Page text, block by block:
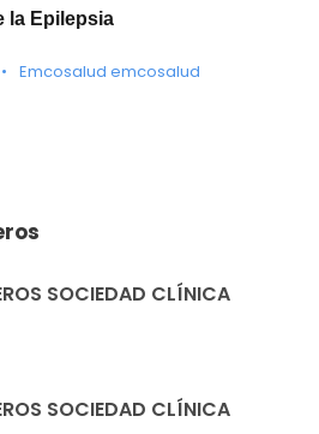
la Epilepsia
• Emcosalud emcosalud
SOCIEDAD CLÍNICA
SOCIEDAD CLÍNICA